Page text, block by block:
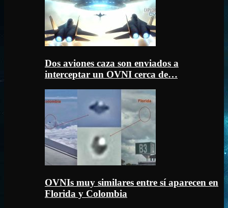
Dos aviones caza son enviados a
interceptar un OVNI cerca de…
OVNIs muy similares entre sí aparecen en
Florida y Colombia